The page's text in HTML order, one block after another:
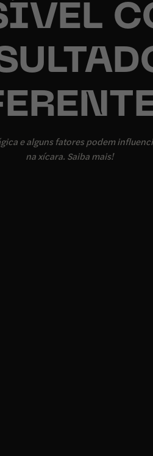
e alguns fatores podem
na xícara. Saiba mais!